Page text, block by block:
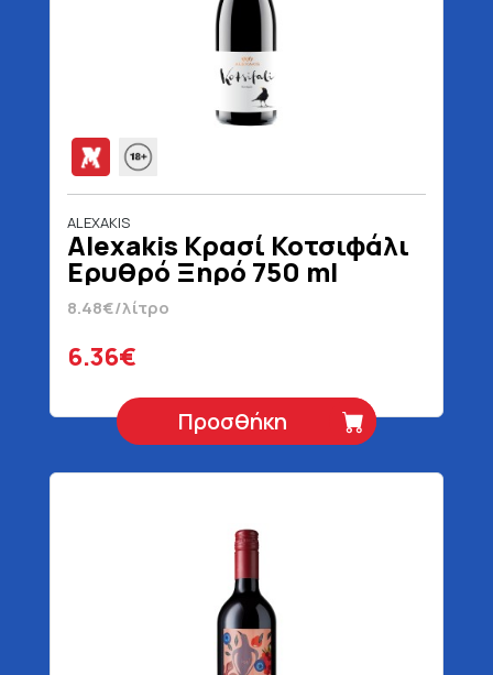
ALEXAKIS
Alexakis Κρασί Κοτσιφάλι
Ερυθρό Ξηρό 750 ml
8.48€/λίτρο
6.36€
Προσθήκη